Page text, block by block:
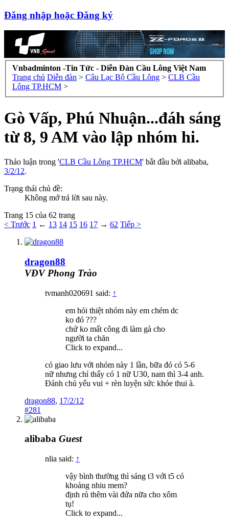
Đăng nhập hoặc Đăng ký
Vnbadminton -Tin Tức - Diễn Đàn Cầu Lông Việt Nam
Trang chủ Diễn đàn > Câu Lạc Bộ Cầu Lông > CLB Cầu
Lông TP.HCM >
Gò Vấp, Phú Nhuận...đáh sáng
từ 8, 9 AM vào lập nhóm hi.
Thảo luận trong 'CLB Cầu Lông TP.HCM' bắt đầu bởi alibaba,
3/2/12.
Trạng thái chủ đề:
Không mở trả lời sau này.
Trang 15 của 62 trang
< Trước 1 ← 13 14 15 16 17 → 62 Tiếp >
dragon88
VĐV Phong Trào
tvmanh020691 said: ↑
em hỏi thiệt nhóm này em chém dc
ko đó ???
chứ ko mất công đi làm gà cho
người ta chăn
Click to expand...
có giao lưu với nhóm này 1 lần, bữa đó có 5-6
nữ nhưng chỉ thấy có 1 nữ U30, nam thì 3-4 anh.
Đánh chủ yếu vui + rèn luyện sức khỏe thui à.
dragon88, 17/2/12
#281
alibaba Guest
nlia said: ↑
vậy bình thường thì sáng t3 với t5 có
khoảng nhiu mem?
định rủ thêm vài đứa nữa cho xôm
tụ!
Click to expand...